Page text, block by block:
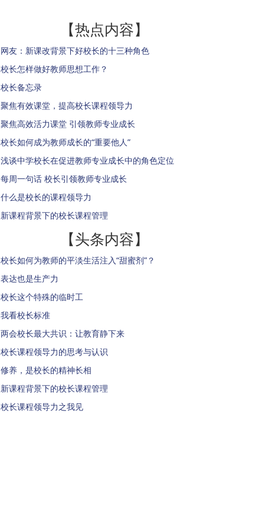
【热点内容】
网友：新课改背景下好校长的十三种角色
校长怎样做好教师思想工作？
校长备忘录
聚焦有效课堂，提高校长课程领导力
聚焦高效活力课堂 引领教师专业成长
校长如何成为教师成长的“重要他人”
浅谈中学校长在促进教师专业成长中的角色定位
每周一句话 校长引领教师专业成长
什么是校长的课程领导力
新课程背景下的校长课程管理
【头条内容】
校长如何为教师的平淡生活注入“甜蜜剂”？
表达也是生产力
校长这个特殊的临时工
我看校长标准
两会校长最大共识：让教育静下来
校长课程领导力的思考与认识
修养，是校长的精神长相
新课程背景下的校长课程管理
校长课程领导力之我见